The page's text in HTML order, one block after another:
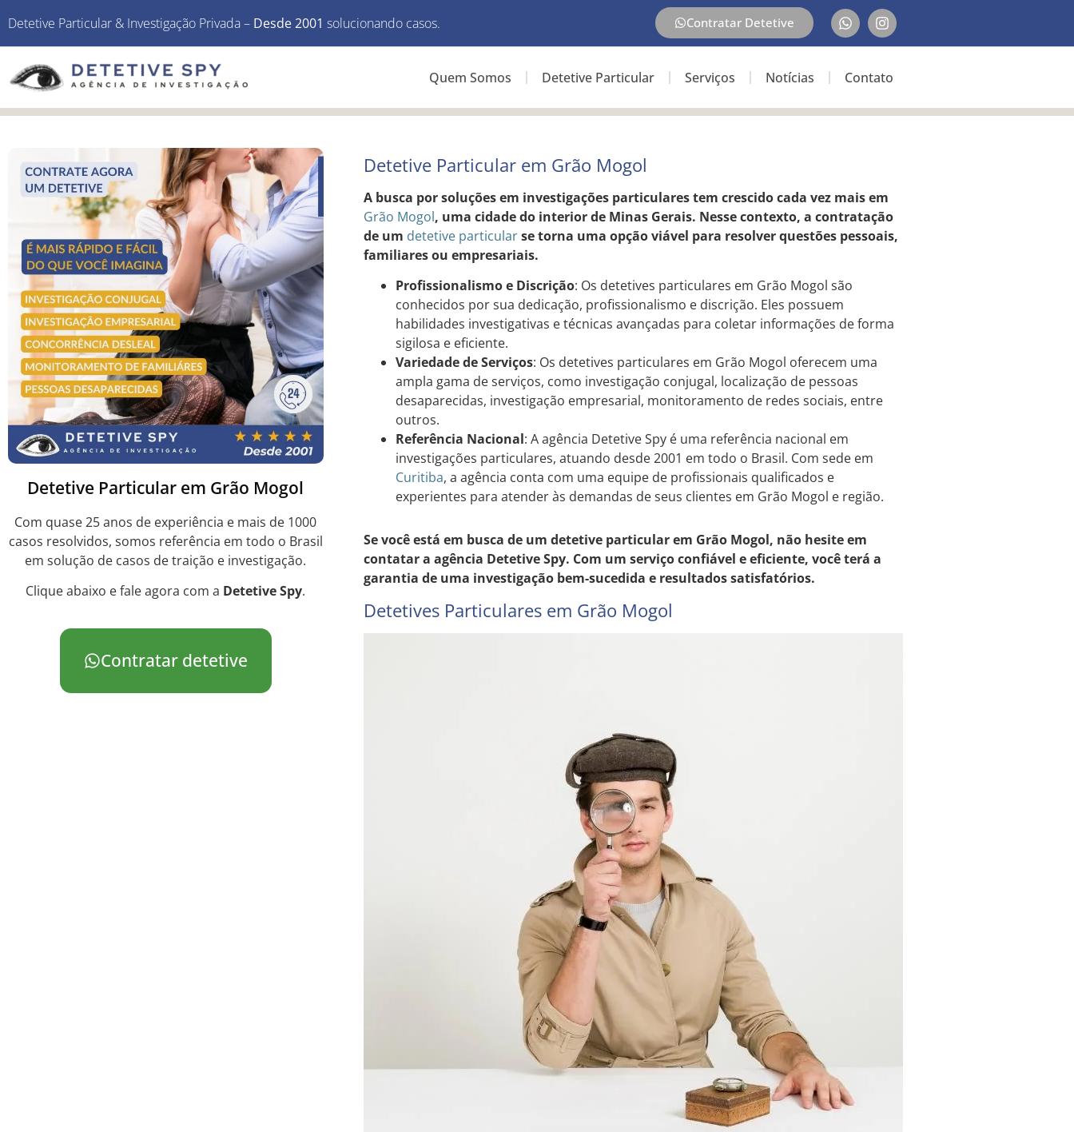
Detetive Particular & Investigação Privada – Desde 2001 solucionando casos. Contratar Detetive
Quem Somos Detetive Particular Serviços Notícias Contato
Detetive Particular em Grão Mogol
Com quase 25 anos de experiência e mais de 1000
casos resolvidos, somos referência em todo o Brasil
em solução de casos de traição e investigação.
Clique abaixo e fale agora com a Detetive Spy.
Contratar detetive
Detetive Particular em Grão Mogol
A busca por soluções em investigações particulares tem crescido cada vez mais em
Grão Mogol, uma cidade do interior de Minas Gerais. Nesse contexto, a contratação
de um detetive particularse torna uma opção viável para resolver questões pessoais,
familiares ou empresariais.
Profissionalismo e Discrição: Os detetives particulares em Grão Mogol são
conhecidos por sua dedicação, profissionalismo e discrição. Eles possuem
habilidades investigativas e técnicas avançadas para coletar informações de forma
sigilosa e eficiente.
Variedade de Serviços: Os detetives particulares em Grão Mogol oferecem uma
ampla gama de serviços, como investigação conjugal, localização de pessoas
desaparecidas, investigação empresarial, monitoramento de redes sociais, entre
outros.
Referência Nacional: A agência Detetive Spy é uma referência nacional em
investigações particulares, atuando desde 2001 em todo o Brasil. Com sede em
Curitiba, a agência conta com uma equipe de profissionais qualificados e
experientes para atender às demandas de seus clientes em Grão Mogol e região.
Se você está em busca de um detetive particular em Grão Mogol, não hesite em
contatar a agência Detetive Spy. Com um serviço confiável e eficiente, você terá a
garantia de uma investigação bem-sucedida e resultados satisfatórios.
Detetives Particulares em Grão Mogol